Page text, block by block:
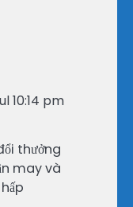
10:14 pm
thưởng
may và